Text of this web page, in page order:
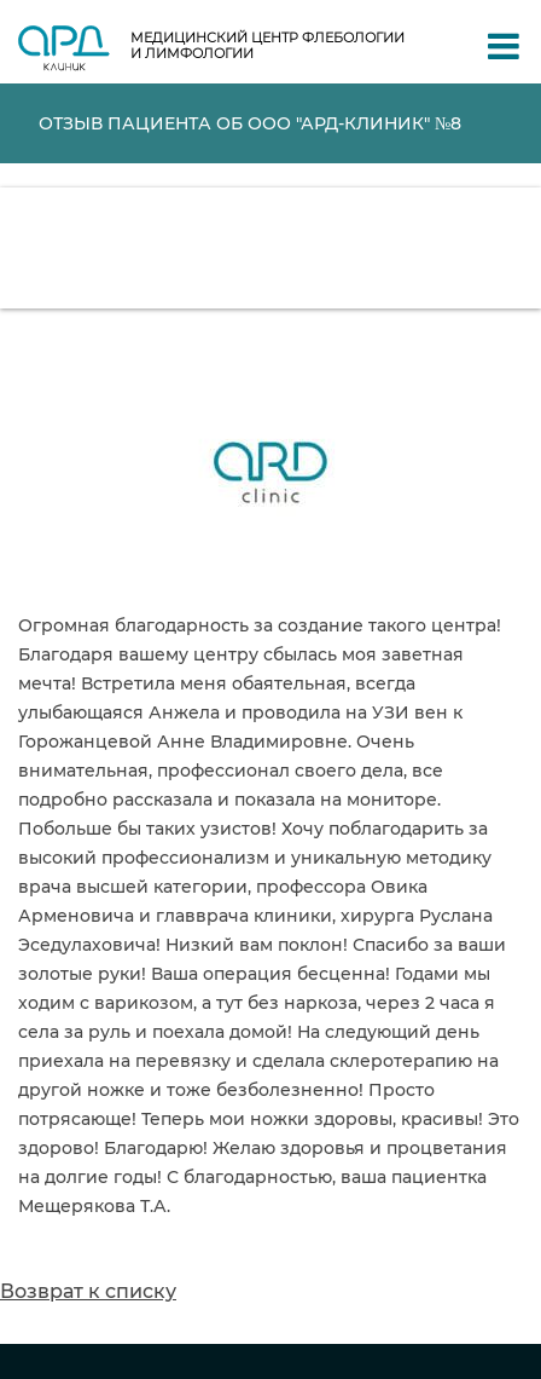
МЕДИЦИНСКИЙ ЦЕНТР ФЛЕБОЛОГИИ
И ЛИМФОЛОГИИ
ОТЗЫВ ПАЦИЕНТА ОБ ООО "АРД-КЛИНИК" №8
Огромная благодарность за создание такого центра!
Благодаря вашему центру сбылась моя заветная
мечта! Встретила меня обаятельная, всегда
улыбающаяся Анжела и проводила на УЗИ вен к
Горожанцевой Анне Владимировне. Очень
внимательная, профессионал своего дела, все
подробно рассказала и показала на мониторе.
Побольше бы таких узистов! Хочу поблагодарить за
высокий профессионализм и уникальную методику
врача высшей категории, профессора Овика
Арменовича и главврача клиники, хирурга Руслана
Эседулаховича! Низкий вам поклон! Спасибо за ваши
золотые руки! Ваша операция бесценна! Годами мы
ходим с варикозом, а тут без наркоза, через 2 часа я
села за руль и поехала домой! На следующий день
приехала на перевязку и сделала склеротерапию на
другой ножке и тоже безболезненно! Просто
потрясающе! Теперь мои ножки здоровы, красивы! Это
здорово! Благодарю! Желаю здоровья и процветания
на долгие годы! С благодарностью, ваша пациентка
Мещерякова Т.А.
Возврат к списку